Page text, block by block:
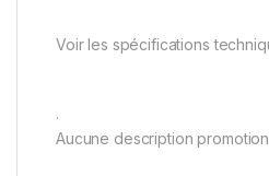
Voir les spécifications
.
Aucune description